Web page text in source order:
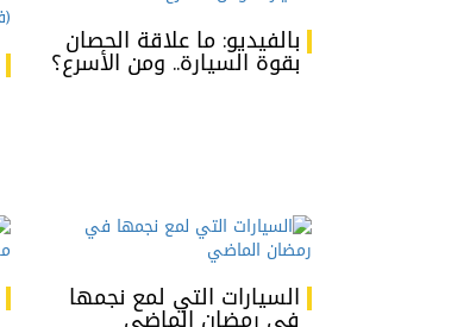
بالفيديو: ما علاقة الحصان
بقوة السيارة.. ومن الأسرع؟
السيارات التي لمع نجمها